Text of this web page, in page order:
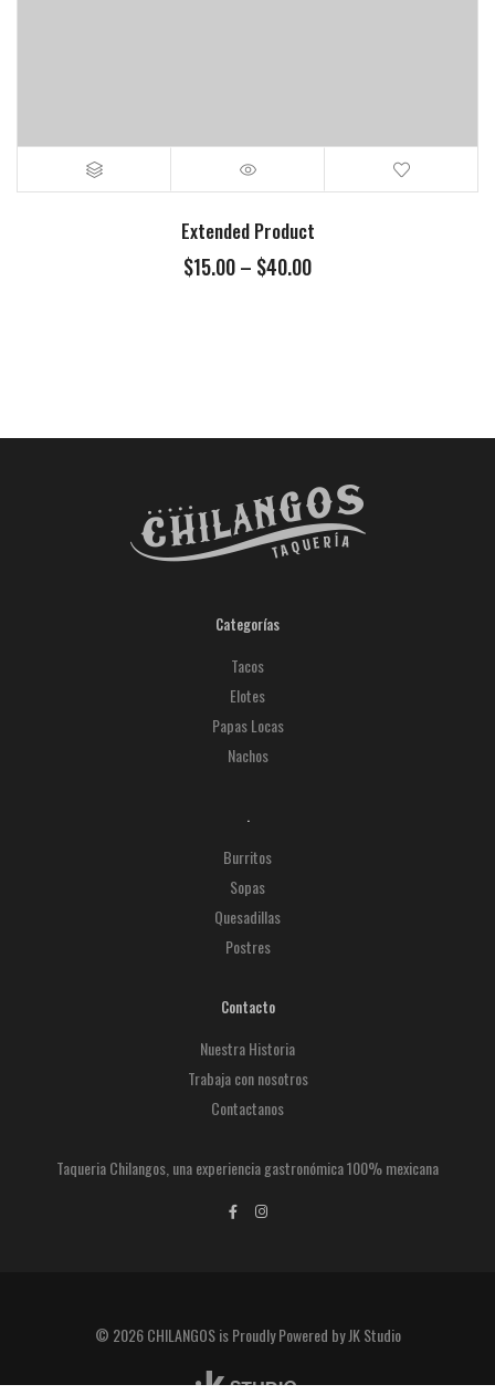
Extended Product
$15.00– $40.00
Categorías
Tacos
Elotes
Papas Locas
Nachos
.
Burritos
Sopas
Quesadillas
Postres
Contacto
Nuestra Historia
Trabaja con nosotros
Contactanos
Taqueria Chilangos, una experiencia gastronómica 100% mexicana
© 2026 CHILANGOS is Proudly Powered by JK Studio